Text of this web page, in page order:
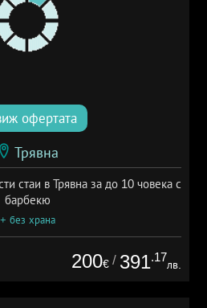
офертата
Трявна
стаи в Трявна за до 10 човека с
барбекю
+ без храна
200€ / 391.17
лв.